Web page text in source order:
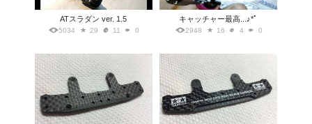
ATスラダン ver. 1.5
5034 29 11 0
キャッチャー最高...♪*ﾟ
2948 16 4 0